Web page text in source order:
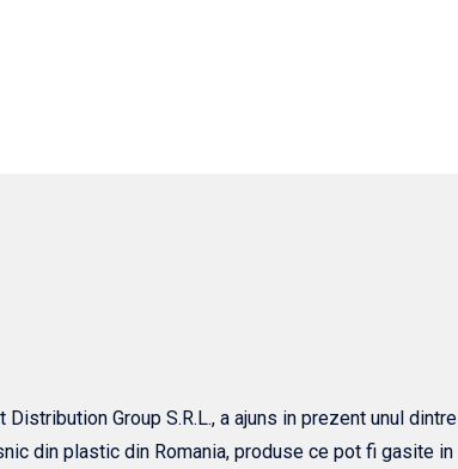
Group S.R.L., a ajuns in prezent unul dintre
din plastic din Romania, produse ce pot fi gasite in